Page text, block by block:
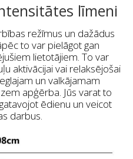
līmeni
režīmus un dažādus
to var pielāgot gan
lietotājiem. To var
aktivācijai vai relaksējošai
un valkājamam
apģērba. Jūs varat to
ēdienu un veicot
darbus.